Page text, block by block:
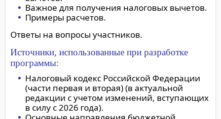
Важное для получения налоговых вычетов.
Примеры расчетов.
Ответы на вопросы участников.
Источники, использованные при разработке
программы:
Налоговый кодекс Российской Федерации
(части первая и вторая) (в актуальной
редакции с учетом изменений, вступающих
в силу с 2026 года).